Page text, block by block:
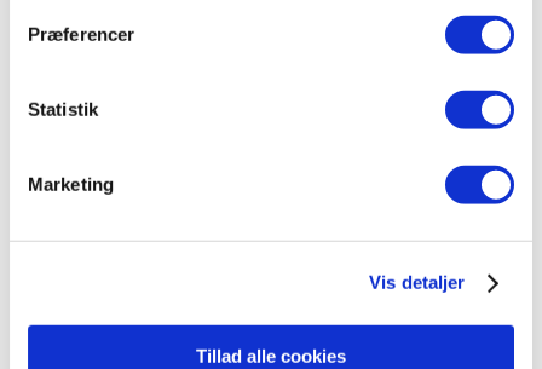
Præferencer
Statistik
Marketing
Vis detaljer
Tillad alle cookies
Forside
Månedens lysprojekt august – september
International laboratoriesammenligning vedr. måling af
Dynamisk belysning skal styrke trivsel og bundlinje
Light + Building 2026